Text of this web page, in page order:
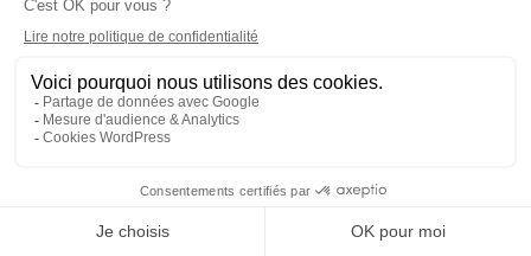
Flash infos du matin